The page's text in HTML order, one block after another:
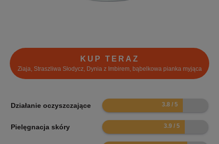
KUP TERAZ
Ziaja, Straszliwa Słodycz, Dynia z Imbirem, bąbelkowa pianka myjąca
Działanie oczyszczające 7.6
Pielęgnacja skóry 7.8